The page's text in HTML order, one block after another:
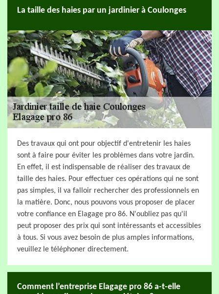
La taille des haies par un jardinier à Coulonges
Des travaux qui ont pour objectif d'entretenir les haies
sont à faire pour éviter les problèmes dans votre jardin.
En effet, il est indispensable de réaliser des travaux de
taille des haies. Pour effectuer ces opérations qui ne sont
pas simples, il va falloir rechercher des professionnels en
la matière. Donc, nous pouvons vous proposer de placer
votre confiance en Elagage pro 86. N'oubliez pas qu'il
peut proposer des prix qui sont intéressants et accessibles
à tous. Si vous avez besoin de plus amples informations,
veuillez le téléphoner directement.
Comment l’entreprise Elagage pro 86 a-t-elle